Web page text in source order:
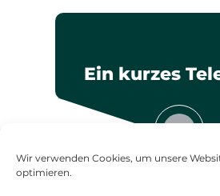
Wir verwenden Cookies, um unsere
optimieren.
Ein kurzes
Durch ein schnelles